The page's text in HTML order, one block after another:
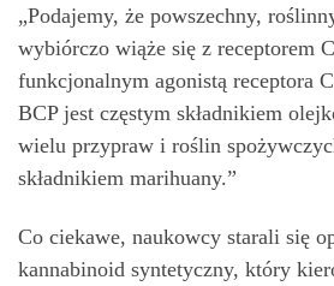
„Podajemy, że powszechny,
wybiórczo wiąże się z receptorem
funkcjonalnym agonistą receptora
BCP jest częstym składnikiem
wielu przypraw i roślin
składnikiem marihuany.”
Co ciekawe, naukowcy starali się
kannabinoid syntetyczny, który